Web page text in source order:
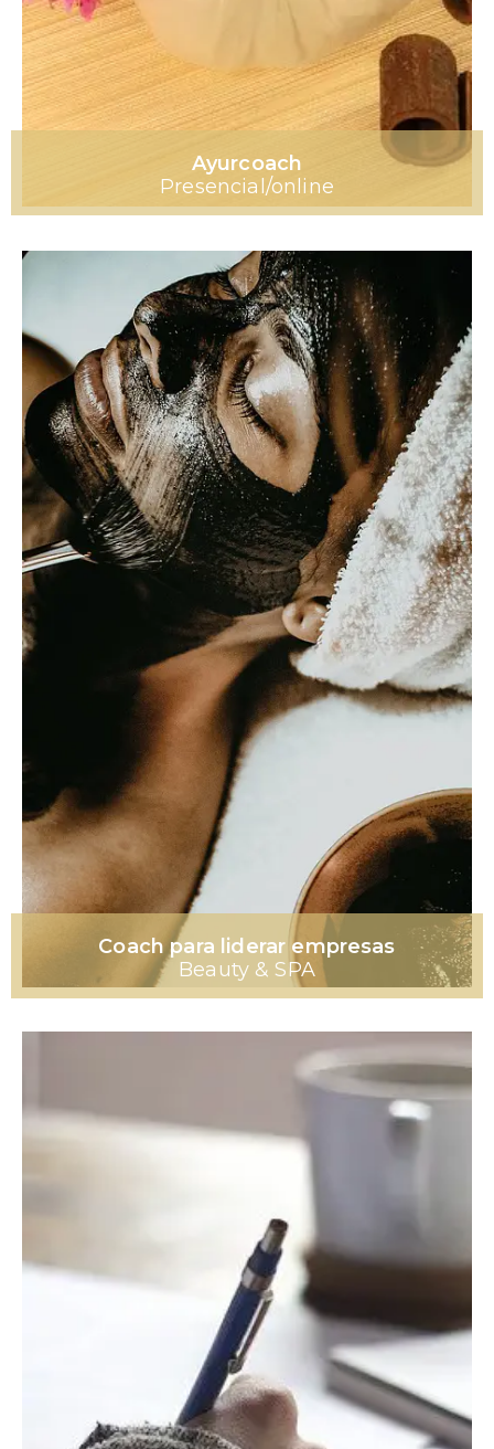
Ayurcoach
Presencial/online
Coach para liderar empresas
Beauty & SPA